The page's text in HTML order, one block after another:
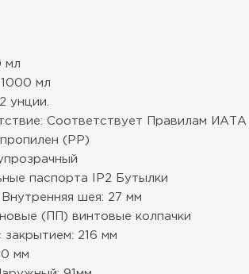
мл
1000 мл
унции.
Соответствует Правилам ИАТА
(PP)
паспорта IP2 Бутылки
шея: 27 мм
(ПП) винтовые колпачки
закрытием: 216 мм
мм